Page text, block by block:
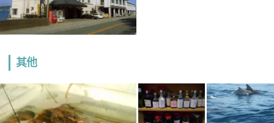
其他